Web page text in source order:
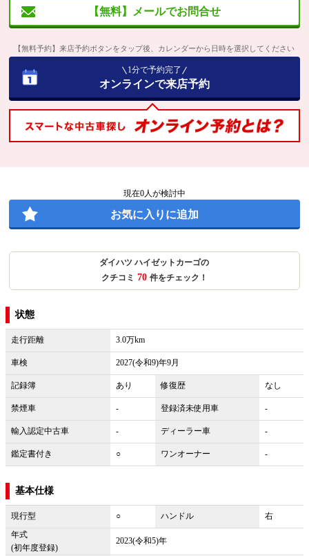
【無料】メールでお問合せ
【無料予約】来店予約ボタンをタップ後、カレンダーから日時を選択してください
1分で予約完了
オンラインで来店予約
現在0人が検討中
お気に入りに追加
ダイハツ ハイゼットカーゴの
クチコミ 70 件をチェック！
状態
走行距離 3.0万km
車検 2027(令和9)年9月
記録簿 あり 修復歴 なし
禁煙車 - 登録済未使用車 -
輸入認定中古車 - ディーラー車 -
鑑定書付き ○ ワンオーナー -
基本仕様
現行型 ○ ハンドル
右
年式
(初年度登録)
2023(令和5)年